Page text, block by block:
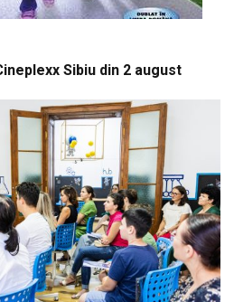
Sibiu din 2 august